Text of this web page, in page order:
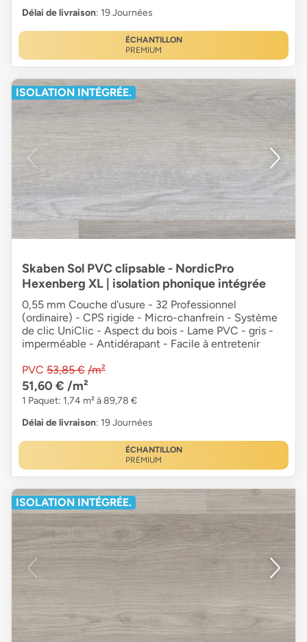
Délai de livraison: 19 Journées
ÉCHANTILLON
PREMIUM
ISOLATION INTÉGRÉE.
Skaben Sol PVC clipsable - NordicPro
Hexenberg XL | isolation phonique intégrée
0,55 mm Couche d'usure - 32 Professionnel
(ordinaire) - CPS rigide - Micro-chanfrein - Système
de clic UniClic - Aspect du bois - Lame PVC - gris -
imperméable - Antidérapant - Facile à entretenir
PVC 53,85 € /m²
51,60 € /m²
1 Paquet: 1,74 m² à 89,78 €
Délai de livraison: 19 Journées
ÉCHANTILLON
PREMIUM
ISOLATION INTÉGRÉE.